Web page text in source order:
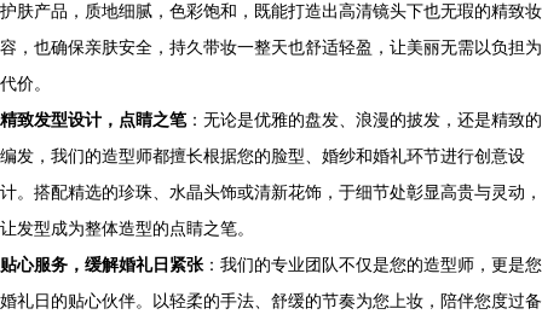
护肤产品，质地细腻，色彩饱和，既能打造出高清镜头下也无瑕的精致妆
容，也确保亲肤安全，持久带妆一整天也舒适轻盈，让美丽无需以负担为
代价。
精致发型设计，点睛之笔：无论是优雅的盘发、浪漫的披发，还是精致的
编发，我们的造型师都擅长根据您的脸型、婚纱和婚礼环节进行创意设
计。搭配精选的珍珠、水晶头饰或清新花饰，于细节处彰显高贵与灵动，
让发型成为整体造型的点睛之笔。
贴心服务，缓解婚礼日紧张 ：我们的专业团队不仅是您的造型师，更是您
婚礼日的贴心伙伴。以轻柔的手法、舒缓的节奏为您上妆，陪伴您度过备